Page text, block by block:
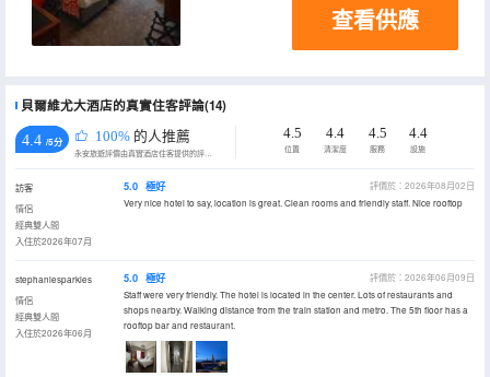
查看供應
貝爾維尤大酒店的真實住客評論(14)
4.4 /5分 100% 的人推薦
永安旅遊評價由真實酒店住客提供的評價。
4.5
位置
4.4
清潔度
4.5
服務
4.4
設施
訪客
情侶
經典雙人間
入住於2026年07月
5.0 極好
評價於：2026年08月02日
Very nice hotel to say, location is great. Clean rooms and friendly staff. Nice rooftop
stephaniesparkles
情侶
經典雙人間
入住於2026年06月
5.0 極好
評價於：2026年06月09日
Staff were very friendly. The hotel is located in the center. Lots of restaurants and
shops nearby. Walking distance from the train station and metro. The 5th floor has a
rooftop bar and restaurant.